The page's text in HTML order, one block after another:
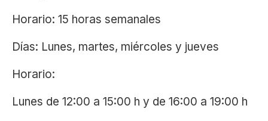
Horario: 15 horas semanales
Días: Lunes, martes, miércoles y jueves
Horario:
Lunes de 12:00 a 15:00 h y de 16:00 a 19:00 h